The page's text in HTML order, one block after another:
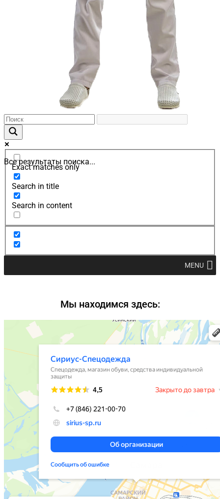
Все результаты поиска...
Exact matches only
Search in title
Search in content
MENU
Мы находимся здесь: